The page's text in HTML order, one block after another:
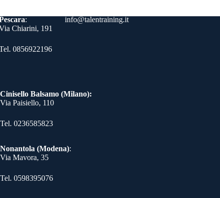
info@talentraining.it
:
Chiarini, 191
0856922196
Cinisello Balsamo (Milano):
Via Paisiello, 110
Tel. 0236585823​
Nonantola (Modena):
Via Mavora, 35
Tel. 0598395076​